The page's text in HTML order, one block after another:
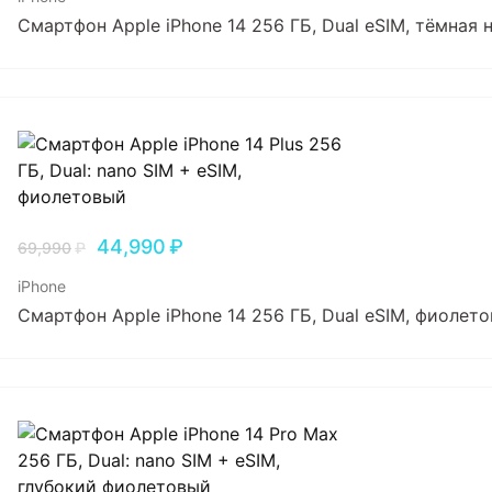
Смартфон Apple iPhone 14 256 ГБ, Dual еSIM, тёмная
69,990₽ 44,990₽
iPhone
Смартфон Apple iPhone 14 256 ГБ, Dual еSIM,